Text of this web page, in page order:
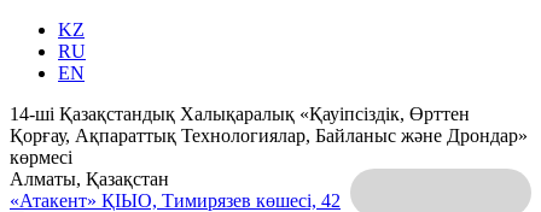
KZ
RU
EN
14-ші Қазақстандық Халықаралық «Қауіпсіздік, Өрттен
Қорғау, Ақпараттық Технологиялар, Байланыс және Дрондар»
көрмесі
Алматы, Қазақстан
«Атакент» ҚІЫО, Тимирязев көшесі, 42